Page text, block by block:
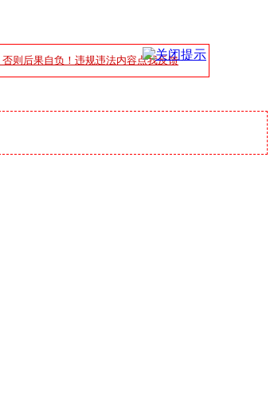
则后果自负！违规违法内容点我反馈